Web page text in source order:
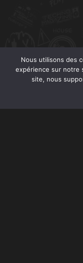
Nous utilisons des
expérience sur notre
site, nous